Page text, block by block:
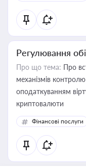
Регулювання
Про що тема: Про
механізмів
оподаткуванням
криптовалюти
Фінансові послуги